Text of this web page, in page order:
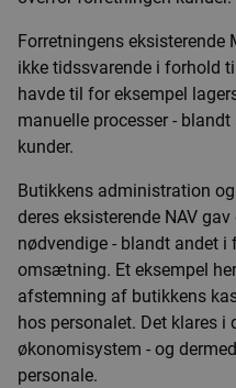
Forretningens
ikke tidssvarende i forhold
havde til for eksempel
manuelle processer -
kunder.
Butikkens administration
deres eksisterende NAV
nødvendige - blandt andet i
omsætning. Et eksempel
afstemning af butikkens
hos personalet. Det klares i
økonomisystem - og
personale.